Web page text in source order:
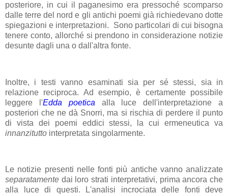
posteriore, in cui il paganesimo era pressoché scomparso
dalle terre del nord e gli antichi poemi già richiedevano dotte
spiegazioni e interpretazioni. Sono particolari di cui bisogna
tenere conto, allorché si prendono in considerazione notizie
desunte dagli una o dall'altra fonte.
Inoltre, i testi vanno esaminati sia per sé stessi, sia in
relazione reciproca. Ad esempio, è certamente possibile
leggere l'Edda poetica alla luce dell'interpretazione a
posteriori che ne dà Snorri, ma si rischia di perdere il punto
di vista dei poemi eddici stessi, la cui ermeneutica va
innanzitutto interpretata singolarmente.
Le notizie presenti nelle fonti più antiche vanno analizzate
separatamente dai loro strati interpretativi, prima ancora che
alla luce di questi. L'analisi incrociata delle fonti deve